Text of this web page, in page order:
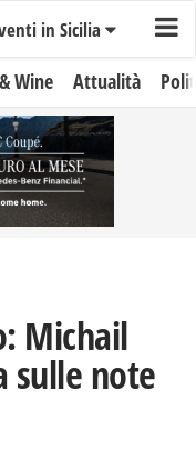
in Sicilia
Wine Attualità
Michail
sulle note